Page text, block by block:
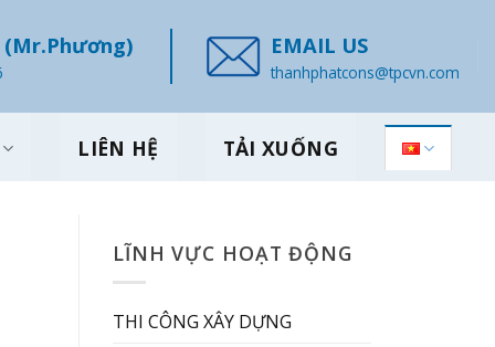
EMAIL US
thanhphatcons@tpcvn.com
LIÊN HỆ TẢI XUỐNG
LĨNH VỰC HOẠT ĐỘNG
THI CÔNG XÂY DỰNG